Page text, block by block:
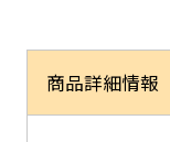
商品詳細情報